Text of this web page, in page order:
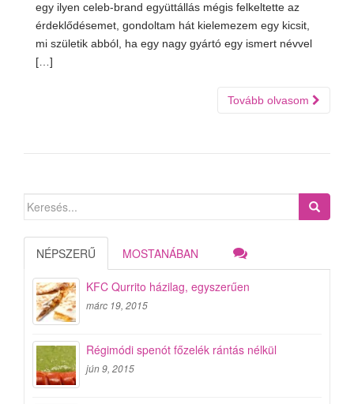
egy ilyen celeb-brand együttállás mégis felkeltette az
érdeklődésemet, gondoltam hát kielemezem egy kicsit,
mi születik abból, ha egy nagy gyártó egy ismert névvel
[…]
Tovább olvasom
Search
NÉPSZERŰ MOSTANÁBAN
KFC Qurrito házilag, egyszerűen
márc 19, 2015
Régimódi spenót főzelék rántás nélkül
jún 9, 2015